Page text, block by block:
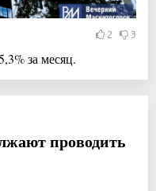
2 3
за месяц.
проводить